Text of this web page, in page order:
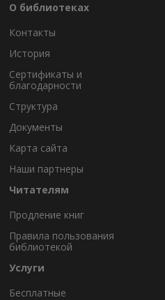
О библиотеках
Контакты
История
Сертификаты и
благодарности
Структура
Документы
Карта сайта
Наши партнеры
Читателям
Продление книг
Правила пользования
библиотекой
Услуги
Бесплатные